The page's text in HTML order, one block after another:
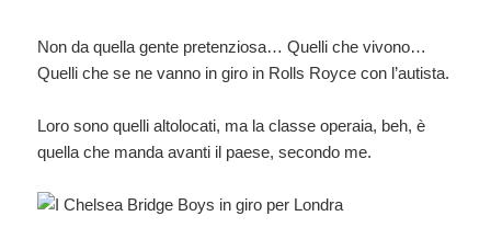
Non da quella gente pretenziosa… Quelli che vivono…
Quelli che se ne vanno in giro in Rolls Royce con l’autista.
Loro sono quelli altolocati, ma la classe operaia, beh, è
quella che manda avanti il paese, secondo me.